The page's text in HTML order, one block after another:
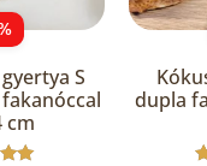
S
cm
dupla